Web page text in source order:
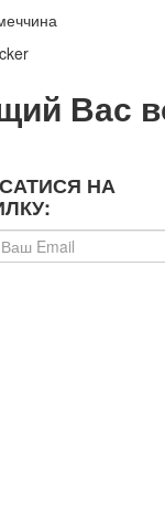
Вас
НА